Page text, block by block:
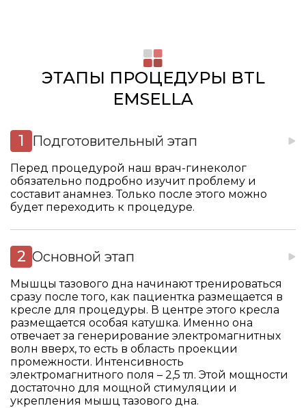
ЭТАПЫ ПРОЦЕДУРЫ BTL
EMSELLA
Подготовительный этап
Перед процедурой наш врач-гинеколог
обязательно подробно изучит проблему и
составит анамнез. Только после этого можно
будет переходить к процедуре.
Основной этап
Мышцы тазового дна начинают тренироваться
сразу после того, как пациентка размещается в
кресле для процедуры. В центре этого кресла
размещается особая катушка. Именно она
отвечает за генерирование электромагнитных
волн вверх, то есть в область проекции
промежности. Интенсивность
электромагнитного поля – 2,5 тл. Этой мощности
достаточно для мощной стимуляции и
укрепления мышц тазового дна.